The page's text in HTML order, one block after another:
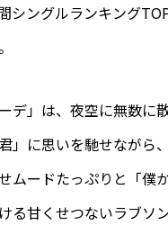
シングルランキング
デ」は、夜空に無数に
」に思いを馳せながら
ムードたっぷりと「僕
る甘くせつないラブソ